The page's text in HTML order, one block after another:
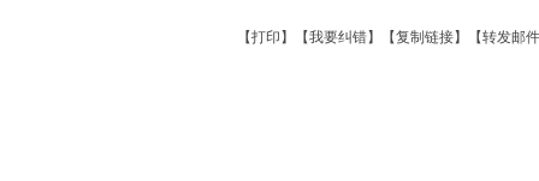
【打印 】【我要纠错】【复制链接】【转发邮件